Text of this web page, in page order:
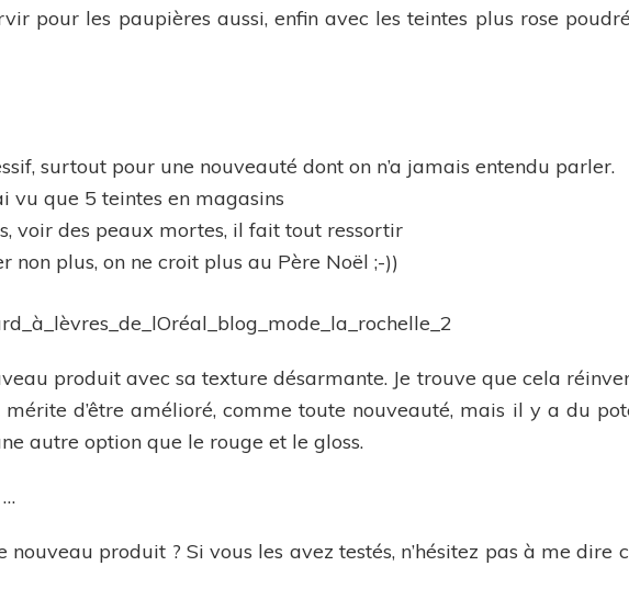
pour les paupières aussi, enfin avec les teintes plus rose
surtout pour une nouveauté dont on n’a jamais entendu parler.
vu que 5 teintes en magasins
voir des peaux mortes, il fait tout ressortir
non plus, on ne croit plus au Père Noël ;-))
produit avec sa texture désarmante. Je trouve que cela
mérite d’être amélioré, comme toute nouveauté, mais il y a du
autre option que le rouge et le gloss.
nouveau produit ? Si vous les avez testés, n’hésitez pas à me dire